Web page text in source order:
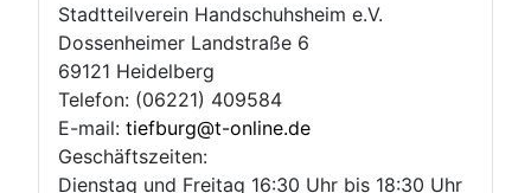
Stadtteilverein Handschuhsheim e.V.
Dossenheimer Landstraße 6
69121 Heidelberg
Telefon: (06221) 409584
E-mail: tiefburg@t-online.de
Geschäftszeiten:
Dienstag und Freitag 16:30 Uhr bis 18:30 Uhr